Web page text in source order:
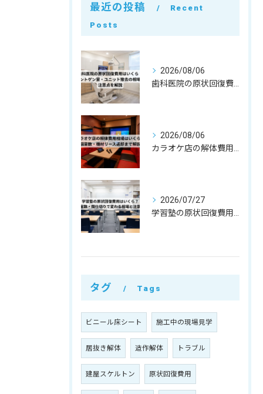
最近の投稿
Recent
Posts
2026/08/06
2026/08/06
2026/07/27
タグ Tags
ビニール床シート 施工中の現場見学
居抜き解体 造作解体 トラブル
建屋スケルトン 原状回復費用